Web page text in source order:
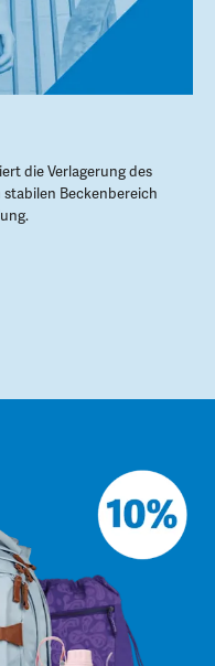
die Verlagerung des
Beckenbereich